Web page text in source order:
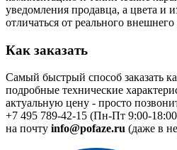
уведомления продавца, а цвета и
отличаться от реального внешнего
Как заказать
Самый быстрый способ заказать
подробные технические
актуальную цену - просто
+7 495 789-42-15 (Пн-Пт 9:00-
на почту info@pofaze.ru (даже в